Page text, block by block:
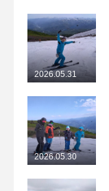
2026.05.31
2026.05.30